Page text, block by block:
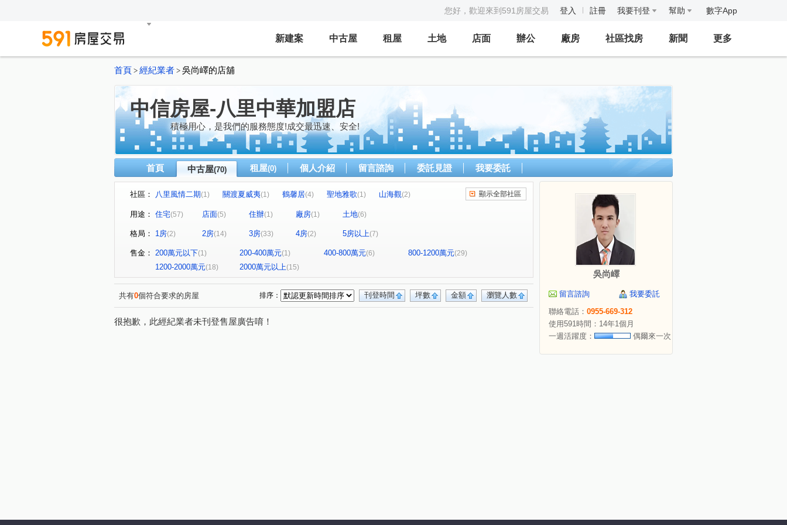
您好，歡迎來到591房屋交易 登入 註冊 我要刊登 幫助 數字App
新建案 中古屋 租屋 土地 店面 辦公 廠房 社區找房 新聞 更多
首頁 > 經紀業者 > 吳尚嶧的店舖
中信房屋-八里中華加盟店
積極用心，是我們的服務態度!成交最迅速、安全!
首頁 中古屋(70) 租屋(0) 個人介紹 留言諮詢 委託見證 我要委託
社區： 八里風情二期(1) 關渡夏威夷(1) 鶴馨居(4) 聖地雅歌(1) 山海觀(2)
基玉首席 (2) 港都大廈 (1)
左岸玫瑰 伴月灣/半月灣/八里伴月灣 (1) 台北晴灣(1) 伴月灣
山河戀二期(4) (1) 黃金海岸 合嘉快意人生(2) 中華富邑(3)
陽光峇里(1) 悅昇 源豐雅居(1) 海艷
山水緣(1) 山河戀三期(1) 富貴麗園(1) 港都大廈(1) 龍行大地(1) 大崁段(1)
埤頭段(2) 中華路二段(17) 忠六街(1) 仁愛路(5) 商港路(5)
中山路二段(6) 頂罟一路(3) 商港二路(1) 文昌七街(2) 四維街(1)
中山路三段(2) 中華路三段(1)
顯示全部社區
用途： 住宅(57) 店面(5) 住辦(1) 廠房(1) 土地(6)
格局： 1房(2) 2房(14) 3房(33) 4房(2) 5房以上(7)
售金： 200萬元以下(1) 200-400萬元(1) 400-800萬元(6) 800-1200萬元(29)
1200-2000萬元(18) 2000萬元以上(15)
共有0個符合要求的房屋 瀏覽人數
金額
坪數
刊登時間
排序：
很抱歉，此經紀業者未刊登售屋廣告唷！
吳尚嶧
留言諮詢
我要委託
聯絡電話： 0955-669-312
使用591時間：14年1個月
一週活躍度：
偶爾來一次